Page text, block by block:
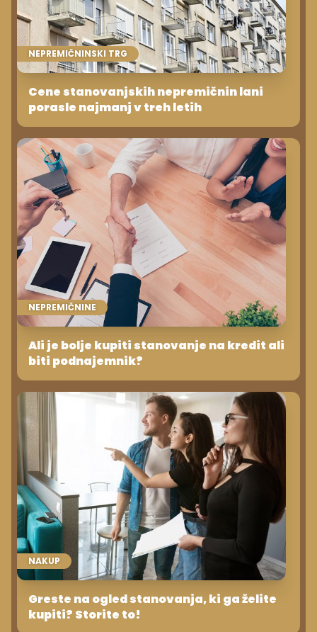
NEPREMIČNINSKI TRG
Cene stanovanjskih nepremičnin lani
porasle najmanj v treh letih
NEPREMIČNINE
Ali je bolje kupiti stanovanje na kredit ali
biti podnajemnik?
NAKUP
Greste na ogled stanovanja, ki ga želite
kupiti? Storite to!